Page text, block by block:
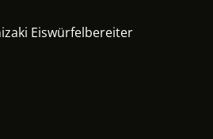
Eiswürfelbereiter